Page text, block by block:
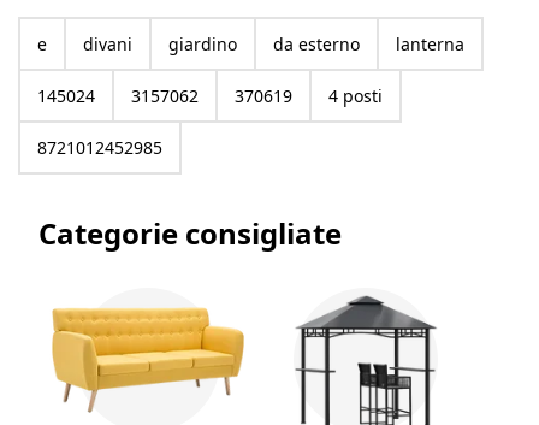
e divani giardino da esterno lanterna
145024 3157062 370619 4 posti
8721012452985
Categorie consigliate